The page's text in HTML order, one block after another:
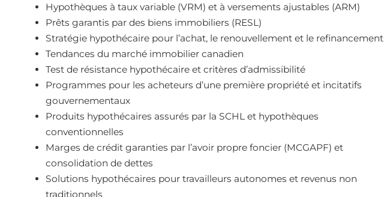
Hypothèques à taux variable (VRM) et à versements ajustables (ARM)
Prêts garantis par des biens immobiliers (RESL)
Stratégie hypothécaire pour l’achat, le renouvellement et le refinancement
Tendances du marché immobilier canadien
Test de résistance hypothécaire et critères d’admissibilité
Programmes pour les acheteurs d’une première propriété et incitatifs
gouvernementaux
Produits hypothécaires assurés par la SCHL et hypothèques
conventionnelles
Marges de crédit garanties par l’avoir propre foncier (MCGAPF) et
consolidation de dettes
Solutions hypothécaires pour travailleurs autonomes et revenus non
traditionnels